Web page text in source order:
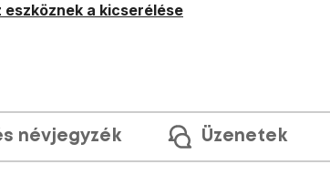
eszköznek a kicserélése
névjegyzék Üzenetek